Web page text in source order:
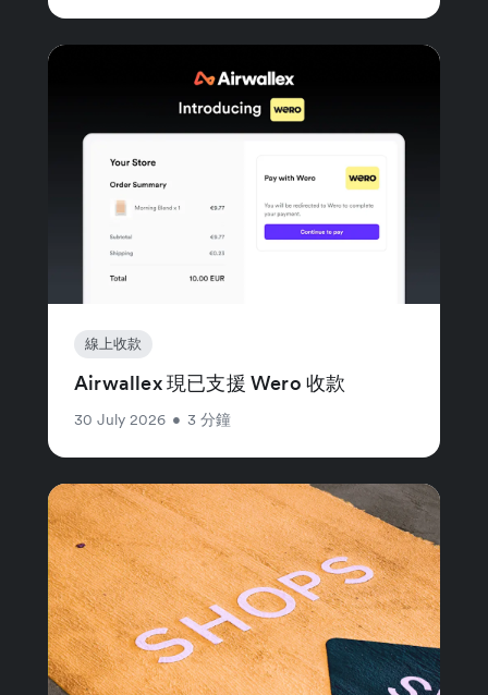
線上收款
Airwallex 現已支援 Wero 收款
30 July 2026 • 3 分鐘